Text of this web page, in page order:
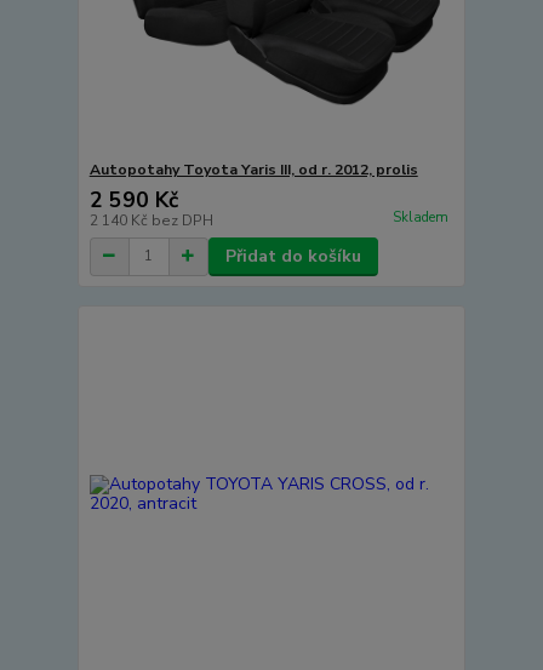
Autopotahy Toyota Yaris III, od r. 2012, prolis
2 590 Kč
2 140 Kč bez DPH Skladem
Přidat do košíku